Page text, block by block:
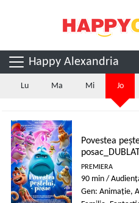
Happy Alexandria
Lu Ma Mi Jo
Povestea
PREMIERA
90 min /
Gen: Animaţie,